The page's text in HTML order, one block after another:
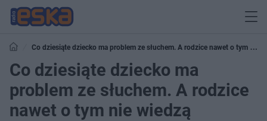
Co dziesiąte dziecko ma problem ze słuchem. A rodzice nawet o tym nie
wiedzą
Co dziesiąte dziecko ma
problem ze słuchem. A rodzice
nawet o tym nie wiedzą